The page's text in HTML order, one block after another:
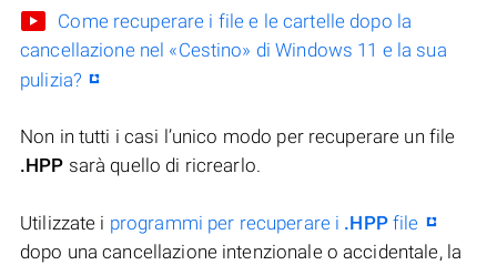
Come recuperare i file e le cartelle dopo la
cancellazione nel «Cestino» di Windows 11 e la sua
pulizia?
Non in tutti i casi l’unico modo per recuperare un file
.HPP sarà quello di ricrearlo.
Utilizzate i programmi per recuperare i .HPPfile
dopo una cancellazione intenzionale o accidentale, la